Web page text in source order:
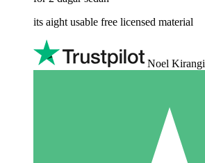
its aight usable free licensed material
Noel Kirangi